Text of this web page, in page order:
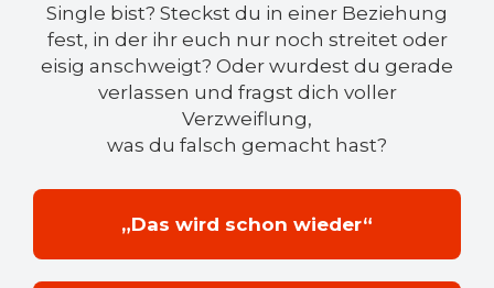
Single bist? Steckst du in einer Beziehung
fest, in der ihr euch nur noch streitet oder
eisig anschweigt? Oder wurdest du gerade
verlassen und fragst dich voller
Verzweiflung,
was du falsch gemacht hast?
„Das wird schon wieder“